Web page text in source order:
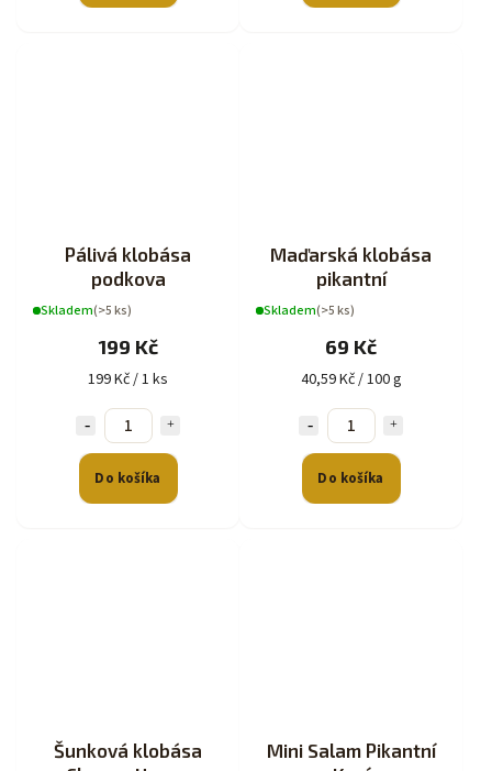
Pálivá klobása
podkova
Skladem(>5 ks)
199 Kč
199 Kč / 1 ks
Do košíka
Maďarská klobása
pikantní
Skladem(>5 ks)
69 Kč
40,59 Kč / 100 g
Do košíka
Šunková klobása
Mini Salam Pikantní